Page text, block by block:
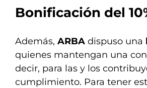
Bonificación del
Además, ARBA dispuso una
quienes mantengan una
decir, para las y los
cumplimiento. Para tener